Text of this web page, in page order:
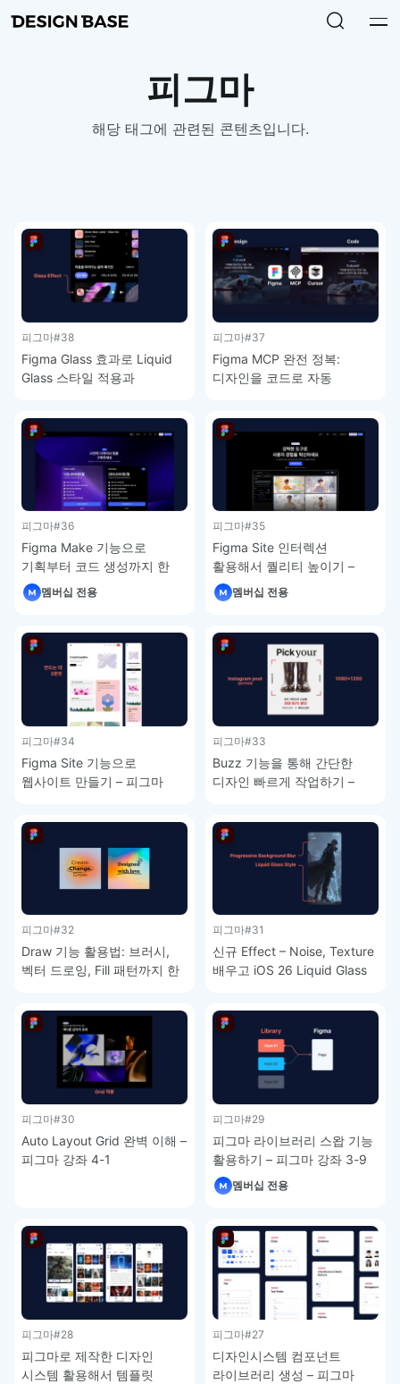
피그마
해당 태그에 관련된 콘텐츠입니다.
피그마#38
Figma Glass 효과로 Liquid
Glass 스타일 적용과
피그마#37
Figma MCP 완전 정복:
디자인을 코드로 자동
4-8
피그마#36
Figma Make 기능으로
기획부터 코드 생성까지 한
번에 – 피그마 강좌 4-7
멤버십 전용
피그마#35
Figma Site 인터렉션
활용해서 퀄리티 높이기 –
피그마 강좌 4-6
멤버십 전용
피그마#34
Figma Site 기능으로
웹사이트 만들기 – 피그마
피그마#33
Buzz 기능을 통해 간단한
디자인 빠르게 작업하기 –
피그마#32
Draw 기능 활용법: 브러시,
벡터 드로잉, Fill 패턴까지 한
3
피그마#31
신규 Effect – Noise, Texture
배우고 iOS 26 Liquid Glass
피그마#30
Auto Layout Grid 완벽 이해 –
피그마 강좌 4-1
피그마#29
피그마 라이브러리 스왑 기능
활용하기 – 피그마 강좌 3-9
멤버십 전용
피그마#28
피그마로 제작한 디자인
시스템 활용해서 템플릿
피그마#27
디자인시스템 컴포넌트
라이브러리 생성 – 피그마